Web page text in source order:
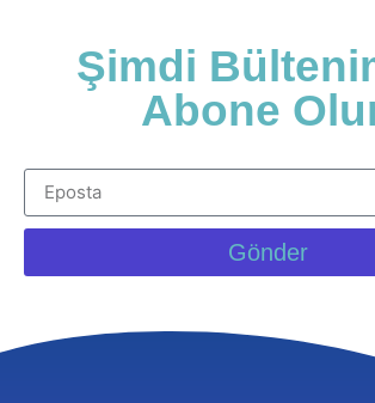
Şimdi
Abone
Gönder